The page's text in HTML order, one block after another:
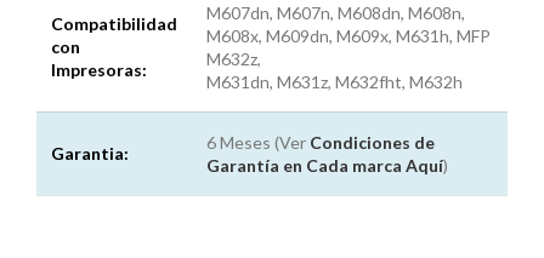
Compatibilidad
con
Impresoras:
M607dn, M607n, M608dn, M608n,
M608x, M609dn, M609x, M631h, MFP
M632z,
M631dn, M631z, M632fht, M632h
Garantia:
6 Meses (Ver Condiciones de
Garantía en Cada marca Aquí)